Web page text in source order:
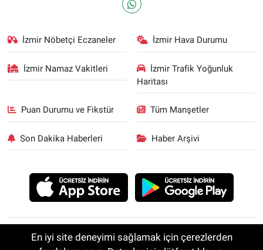
İzmir Nöbetçi Eczaneler İzmir Hava Durumu
İzmir Namaz Vakitleri
İzmir Trafik Yoğunluk
Haritası
Puan Durumu ve Fikstür Tüm Manşetler
Son Dakika Haberleri Haber Arşivi
İZMİR GÜNDEM SİYASET EKONOMİ
SPOR
En iyi site deneyimi sağlamak için çerezlerden